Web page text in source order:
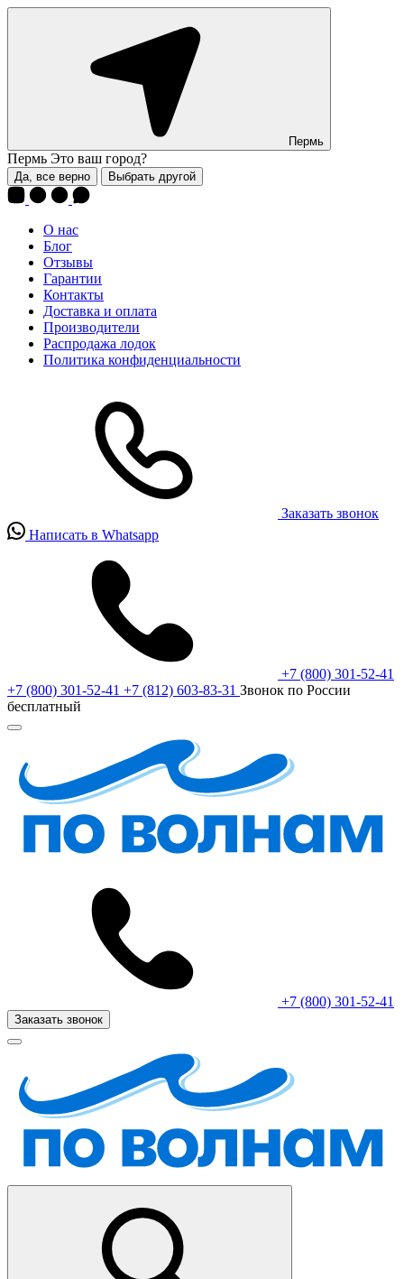
Пермь
Пермь Это ваш город?
Да, все верно Выбрать другой
О нас
Блог
Отзывы
Гарантии
Контакты
Доставка и оплата
Производители
Распродажа лодок
Политика конфиденциальности
Заказать звонок
Написать в Whatsapp
+7 (800) 301-52-41
+7 (800) 301-52-41 +7 (812) 603-83-31 Звонок по России
бесплатный
+7 (800) 301-52-41
Заказать звонок